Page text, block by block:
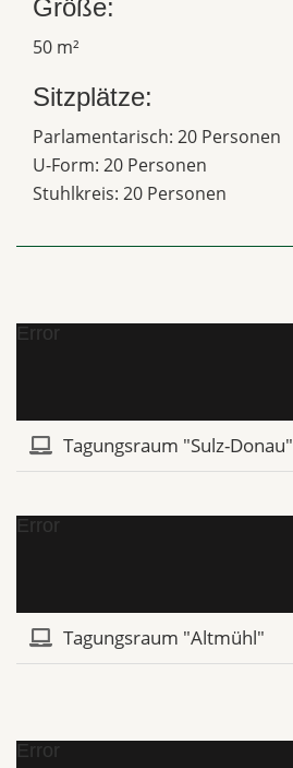
Größe:
50 m²
Sitzplätze:
Parlamentarisch: 20 Personen
U-Form: 20 Personen
Stuhlkreis: 20 Personen
Error
Tagungsraum "Sulz-Donau"
Error
Tagungsraum "Altmühl"
Error